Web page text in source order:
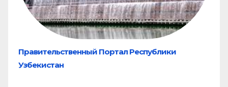
Правительственный Портал Республики
Узбекистан